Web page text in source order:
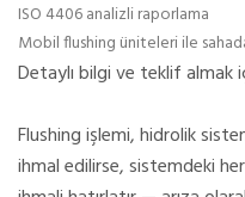
ISO 4406 analizli raporlama
Mobil flushing üniteleri ile
Detaylı bilgi ve teklif almak
Flushing işlemi, hidrolik
ihmal edilirse, sistemdeki